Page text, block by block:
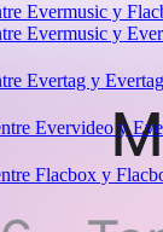
Evermusic y
Evermusic y
Evertag y
Evervideo y
Flacbox y